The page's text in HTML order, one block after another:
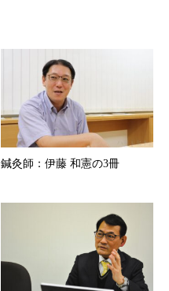
鍼灸師：伊藤 和憲の3冊